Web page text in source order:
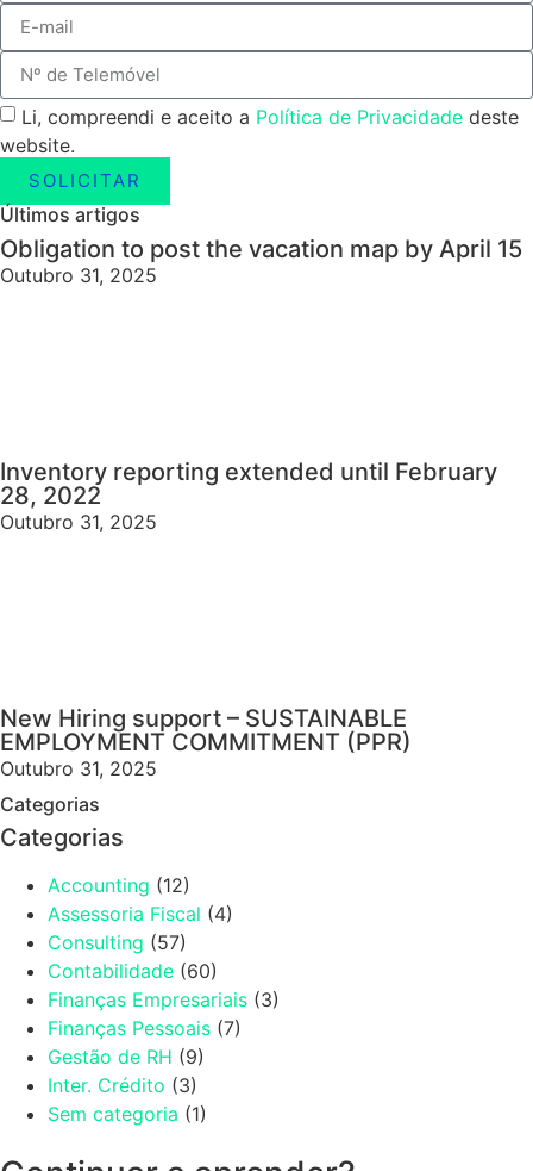
Li, compreendi e aceito a Política de Privacidade deste
website.
SOLICITAR
Últimos artigos
Obligation to post the vacation map by April 15
Outubro 31, 2025
Inventory reporting extended until February
28, 2022
Outubro 31, 2025
New Hiring support – SUSTAINABLE
EMPLOYMENT COMMITMENT (PPR)
Outubro 31, 2025
Categorias
Categorias
Accounting (12)
Assessoria Fiscal (4)
Consulting (57)
Contabilidade (60)
Finanças Empresariais (3)
Finanças Pessoais (7)
Gestão de RH (9)
Inter. Crédito (3)
Sem categoria (1)